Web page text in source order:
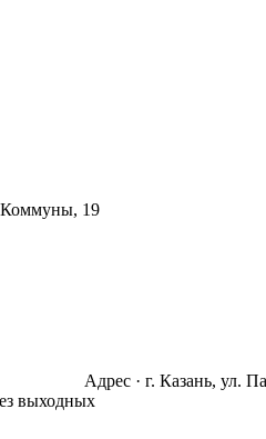
Коммуны, 19
Адрес · г. Казань, ул.
выходных